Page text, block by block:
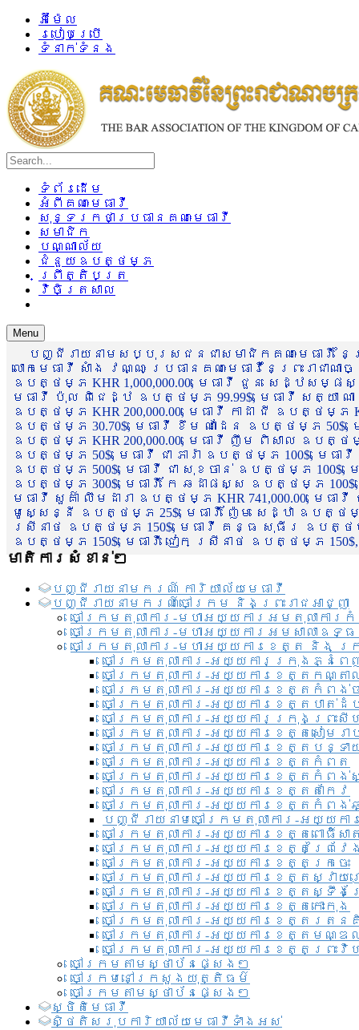
អ៊ីម៉ែល
របៀបប្រើ
ទំនាក់ទំនង
ទំព័រដើម
អំពីគណៈមេធាវី
សុន្ទរកថាប្រធានគណៈមេធាវី
សមាជិក
បណ្ណាល័យ
ជំនួយឧបត្ថម្ភ
ព្រឹត្តិបត្រ
វិចិត្រសាល
Menu
បញ្ជីរាយនាមសប្បុរសជនជាសមាជិកគណៈមេធាវី
លោកមេធាវី សាំង វណ្ណៈ ប្រធានគណៈមេធាវីនៃព្រះរា
ឧបត្ថម្ភ KHR 1,000,000.00, មេធាវី ជួន សេដ្ឋស
មេធាវី ប៉ុល ពិជេដ្ឋ ឧបត្ថម្ភ 99.99$, មេធាវី សត្យា ណ
ឧបត្ថម្ភ KHR 200,000.00, មេធាវី កាដា ជី ឧបត្ថម្ភ
ឧបត្ថម្ភ 30.70$, មេធាវី ខឹម ណាដែន ឧបត្ថម្ភ 50$,
ឧបត្ថម្ភ KHR 200,000.00, មេធាវី ញឹម ពិសាល ឧបត្ថ
ឧបត្ថម្ភ 50$, មេធាវី ជា ភារ៉ា ឧបត្ថម្ភ 100$, មេ
ឧបត្ថម្ភ 500$, មេធាវី ជា សុខចាន់ ឧបត្ថម្ភ
ឧបត្ថម្ភ 300$, មេធាវី កែ ឆដាផស្ស ឧបត្ថម្ភ
មេធាវី សួគ៌ា លឹមដារា ឧបត្ថម្ភ KHR 741,000.00, មេ
មូសេ្សន្នី ឧបត្ថម្ភ 25$, មេធាវី ញ៉ែម សេដ្ឋា ឧបត្ថ
ស្រីនាថ ឧបត្ថម្ភ 150$, មេធាវី គន្ធ សុធីរ ឧបត្ថម្ភ
ឧបត្ថម្ភ 150$, មេធាវី ជៀក ស្រីនាថ ឧបត្ថម្ភ 150$,
មាតិការសំខាន់ៗ
បញ្ជី​រាយ​នាមករណ៍ ការិយាល័យ​មេធាវី​
បញ្ជី​រាយ​នាមករណ៍​ចៅក្រម និងព្រះរាជអាជ្ញា
ចៅក្រមតុលាការ-មហាអយ្យការអមតុលាការ
ចៅក្រមតុលាការ-មហាអយ្យការអមសាលាឧទ្
ចៅក្រមតុលាការ-មហាអយ្យការខេត្ត និង ក្
ចៅក្រមតុលាការ-អយ្យការក្រុងភ្នំពេ
ចៅក្រមតុលាការ-អយ្យការខេត្តកណ្តា
ចៅក្រមតុលាការ-អយ្យការខេត្តកំពង់ច
ចៅក្រមតុលាការ-អយ្យការខេត្តបាត់ដំ
ចៅក្រមតុលាការ-អយ្យការ​ក្រុងព្រះសី
ចៅក្រមតុលាការ-អយ្យការខេត្តសៀមរា
ចៅក្រមតុលាការ-អយ្យការខេត្តបន្ទា
ចៅក្រមតុលាការ-អយ្យការខេត្តកំពត
ចៅក្រមតុលាការ-អយ្យការខេត្តកំពង់
ចៅក្រមតុលាការ-អយ្យការខេត្តតាកែវ
ចៅក្រមតុលាការ-អយ្យការខេត្តកំពង់
បញ្ជីរាយនាមចៅក្រមតុលាការ-អយ្យក
ចៅក្រមតុលាការ-អយ្យការខេត្តពោធិ៍សា
ចៅក្រមតុលាការ-អយ្យការខេត្តព្រៃវែ
ចៅក្រមតុលាការ-អយ្យការខេត្តក្រចេះ
ចៅក្រមតុលាការ-អយ្យការខេត្តស្វាយ
ចៅក្រមតុលាការ-អយ្យការខេត្តស្ទឹង
ចៅក្រមតុលាការ-អយ្យការខេត្តកោះកុង
ចៅក្រមតុលាការ-អយ្យការខេត្តរតន
ចៅក្រមតុលាការ-អយ្យការខេត្តមណ្
ចៅក្រមតុលាការ-អយ្យការខេត្តព្រះវិហ
ចៅក្រមតាមស្ថាប័នផ្សេងៗ
ចៅក្រមនៅក្រសួងយុត្តិធម៌
ចៅក្រមតាមស្ថាប័នផ្សេងៗ
ស្ថិតិមេធាវី
សិ្ថតិសរុបការិយាល័យមេធាវីទាំងអស់​